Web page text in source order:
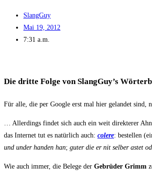
SlangGuy
Mai 19, 2012
7:31 a.m.
Die drit­te Fol­ge von SlangGuy’s
Für alle, die per Goog­le erst mal hier gelan­det sind,
… Aller­dings fin­det sich auch ein weit direk­te­rer
das Inter­net tut es natür­lich auch: cole­re: bestel­len
und under han­den han; guter die er nit sel­ber astet
Wie auch immer, die Bele­ge der Gebrü­der Grimm